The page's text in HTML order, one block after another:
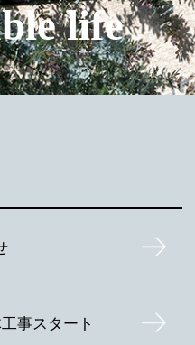
life
事スタート